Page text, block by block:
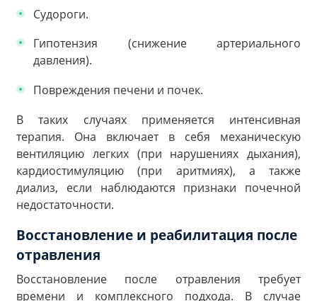
Судороги.
Гипотензия (снижение артериального
давления).
Повреждения печени и почек.
В таких случаях применяется интенсивная
терапия. Она включает в себя механическую
вентиляцию легких (при нарушениях дыхания),
кардиостимуляцию (при аритмиях), а также
диализ, если наблюдаются признаки почечной
недостаточности.
Восстановление и реабилитация после
отравления
Восстановление после отравления требует
времени и комплексного подхода. В случае